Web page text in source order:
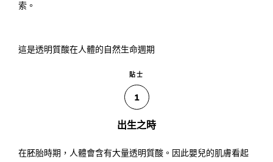
索。
這是透明質酸在人體的自然生命週期
貼士
1
出生之時
在胚胎時期，人體會含有大量透明質酸。因此嬰兒的肌膚看起